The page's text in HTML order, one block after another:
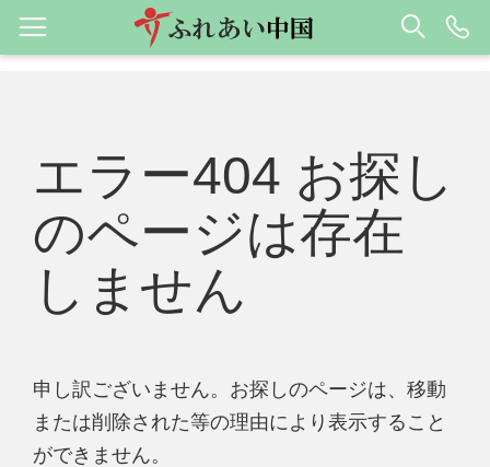
エラー404 お探し
のページは存在
しません
申し訳ございません。お探しのページは、移動
または削除された等の理由により表示すること
ができません。